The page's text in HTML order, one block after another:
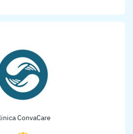
ConvaCare